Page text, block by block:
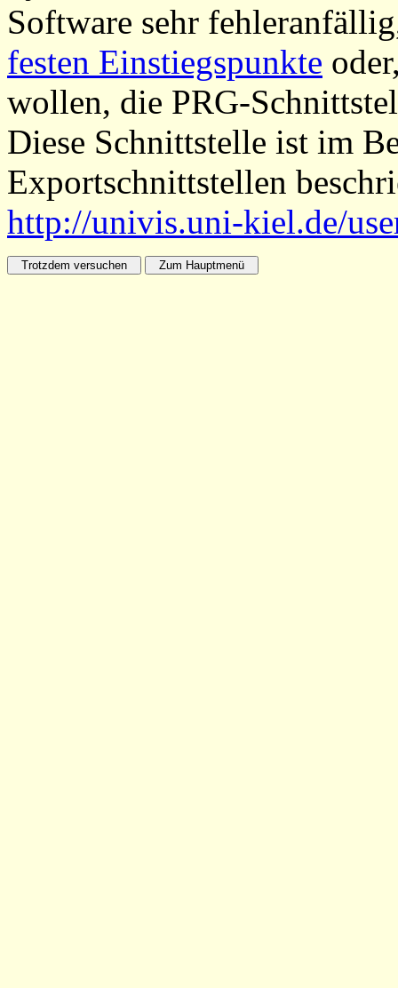
Software sehr
festen Einstiegspunkte
wollen, die PRG-
Diese Schnittstelle ist im
Exportschnittstellen
http://univis.uni-kiel.de/